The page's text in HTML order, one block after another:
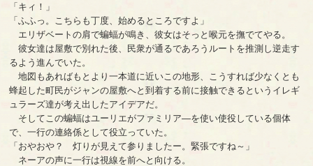
「キィ！」
「ふふっ。こちらも丁度、始めるところですよ」
エリザベートの肩で蝙蝠が鳴き、彼女はそっと喉元を撫でてやる。
彼女達は屋敷で別れた後、民衆が通るであろうルートを推測し逆走す
るよう進んでいた。
地図もあればもとより一本道に近いこの地形、こうすれば少なくとも
蜂起した町民がジャンの屋敷へと到着する前に接触できるというイレギ
ュラーズ達が考え出したアイデアだ。
そしてこの蝙蝠はユーリエがファミリア―を使い使役している個体
で、一行の連絡係として役立っていた。
「おやおや？ 灯りが見えて参りましたー。緊張ですね～」
ネーアの声に一行は視線を前へと向ける。